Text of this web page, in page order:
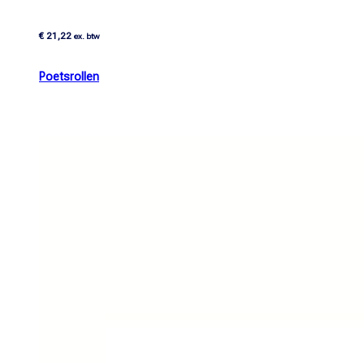
€ 21,22 ex. btw
Poetsrollen